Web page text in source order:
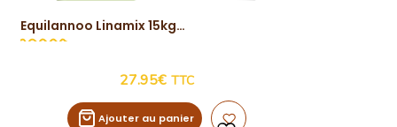
Equilannoo Linamix 15kg
27.95€ TTC
Ajouter au panier